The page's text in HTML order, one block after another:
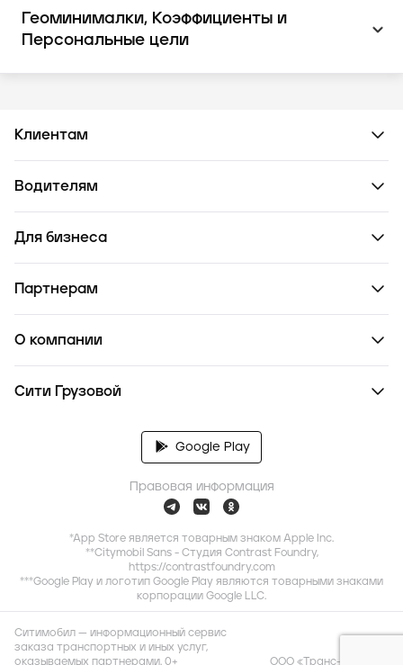
Геоминималки, Коэффициенты и
Персональные цели
Клиентам
Водителям
Для бизнеса
Партнерам
О компании
Сити Грузовой
Google Play
Правовая информация
*App Store является товарным знаком Apple Inc.
**Citymobil Sans - Студия Contrast Foundry,
https://contrastfoundry.com
***Google Play и логотип Google Play являются товарными знаками
корпорации Google LLC.
Ситимобил — информационный сервис
заказа транспортных и иных услуг,
оказываемых партнерами. 0+
ООО «Транс-Миссия»